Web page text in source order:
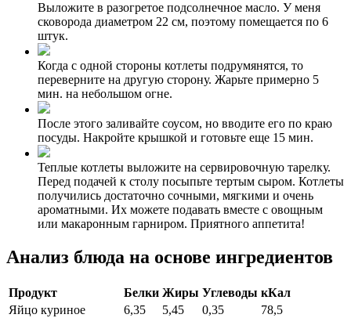
Выложите в разогретое подсолнечное масло. У меня
сковорода диаметром 22 см, поэтому помещается по 6
штук.
Когда с одной стороны котлеты подрумянятся, то
переверните на другую сторону. Жарьте примерно 5
мин. на небольшом огне.
После этого заливайте соусом, но вводите его по краю
посуды. Накройте крышкой и готовьте еще 15 мин.
Теплые котлеты выложите на сервировочную тарелку.
Перед подачей к столу посыпьте тертым сыром. Котлеты
получились достаточно сочными, мягкими и очень
ароматными. Их можете подавать вместе с овощным
или макаронным гарниром. Приятного аппетита!
Анализ блюда на основе ингредиентов
Продукт Белки Жиры Углеводы кКал
Яйцо куриное
6,35 5,45 0,35
78,5